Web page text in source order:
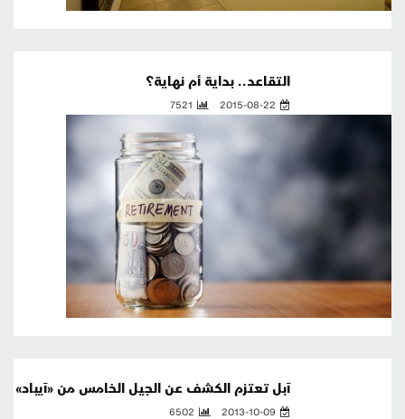
التقاعد.. بداية أم نهاية؟
2015-08-22
7521
آبل تعتزم الكشف عن الجيل الخامس من «آيباد»
2013-10-09
6502